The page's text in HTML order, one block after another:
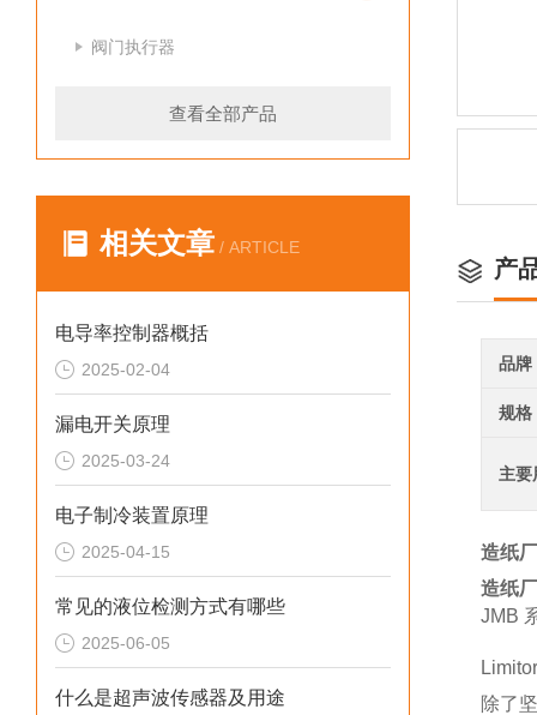
阀门执行器
查看全部产品
相关文章 / ARTICLE
电导率控制器概括
2025-02-04
漏电开关原理
2025-03-24
电子制冷装置原理
2025-04-15
常见的液位检测方式有哪些
2025-06-05
什么是超声波传感器及用途
产
品牌
规格
主要
造纸
造纸
JMB
除了